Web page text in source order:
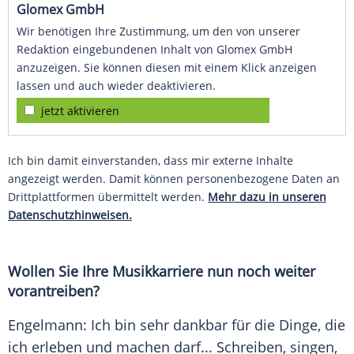
Glomex GmbH
Wir benötigen Ihre Zustimmung, um den von unserer
Redaktion eingebundenen Inhalt von Glomex GmbH
anzuzeigen. Sie können diesen mit einem Klick anzeigen
lassen und auch wieder deaktivieren.
jetzt aktivieren
Ich bin damit einverstanden, dass mir externe Inhalte
angezeigt werden. Damit können personenbezogene Daten an
Drittplattformen übermittelt werden. Mehr dazu in unseren
Datenschutzhinweisen.
Wollen Sie Ihre Musikkarriere nun noch weiter
vorantreiben?
Engelmann: Ich bin sehr dankbar für die Dinge, die
ich erleben und machen darf... Schreiben, singen,